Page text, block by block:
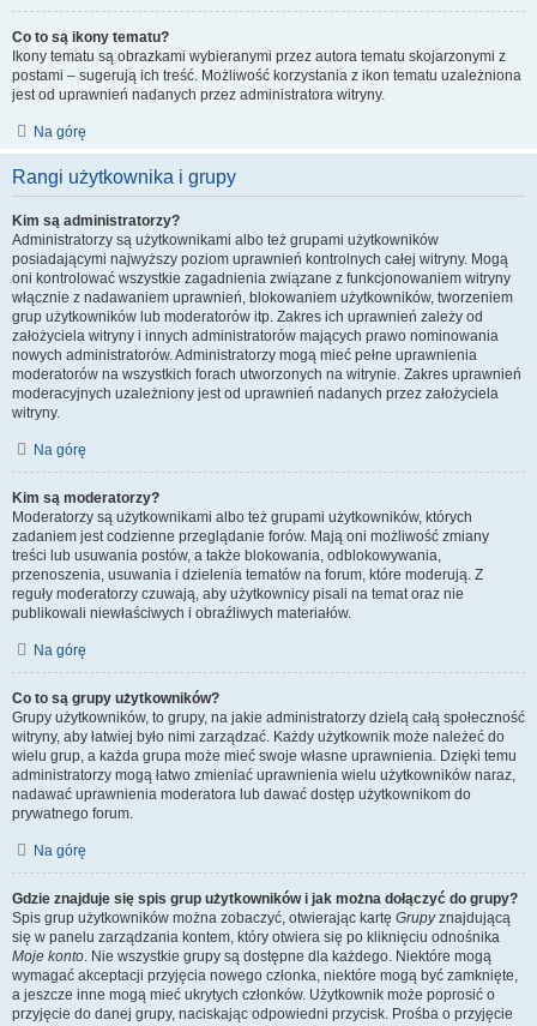
Co to są ikony tematu?
Ikony tematu są obrazkami wybieranymi przez autora tematu skojarzonymi z
postami – sugerują ich treść. Możliwość korzystania z ikon tematu uzależniona
jest od uprawnień nadanych przez administratora witryny.
Na górę
Rangi użytkownika i grupy
Kim są administratorzy?
Administratorzy są użytkownikami albo też grupami użytkowników
posiadającymi najwyższy poziom uprawnień kontrolnych całej witryny. Mogą
oni kontrolować wszystkie zagadnienia związane z funkcjonowaniem witryny
włącznie z nadawaniem uprawnień, blokowaniem użytkowników, tworzeniem
grup użytkowników lub moderatorów itp. Zakres ich uprawnień zależy od
założyciela witryny i innych administratorów mających prawo nominowania
nowych administratorów. Administratorzy mogą mieć pełne uprawnienia
moderatorów na wszystkich forach utworzonych na witrynie. Zakres uprawnień
moderacyjnych uzależniony jest od uprawnień nadanych przez założyciela
witryny.
Na górę
Kim są moderatorzy?
Moderatorzy są użytkownikami albo też grupami użytkowników, których
zadaniem jest codzienne przeglądanie forów. Mają oni możliwość zmiany
treści lub usuwania postów, a także blokowania, odblokowywania,
przenoszenia, usuwania i dzielenia tematów na forum, które moderują. Z
reguły moderatorzy czuwają, aby użytkownicy pisali na temat oraz nie
publikowali niewłaściwych i obraźliwych materiałów.
Na górę
Co to są grupy użytkowników?
Grupy użytkowników, to grupy, na jakie administratorzy dzielą całą społeczność
witryny, aby łatwiej było nimi zarządzać. Każdy użytkownik może należeć do
wielu grup, a każda grupa może mieć swoje własne uprawnienia. Dzięki temu
administratorzy mogą łatwo zmieniać uprawnienia wielu użytkowników naraz,
nadawać uprawnienia moderatora lub dawać dostęp użytkownikom do
prywatnego forum.
Na górę
Gdzie znajduje się spis grup użytkowników i jak można dołączyć do grupy?
Spis grup użytkowników można zobaczyć, otwierając kartę Grupyznajdującą
się w panelu zarządzania kontem, który otwiera się po kliknięciu odnośnika
Moje konto. Nie wszystkie grupy są dostępne dla każdego. Niektóre mogą
wymagać akceptacji przyjęcia nowego członka, niektóre mogą być zamknięte,
a jeszcze inne mogą mieć ukrytych członków. Użytkownik może poprosić o
przyjęcie do danej grupy, naciskając odpowiedni przycisk. Prośba o przyjęcie